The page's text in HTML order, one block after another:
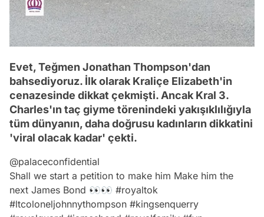
Evet, Teğmen Jonathan Thompson'dan
bahsediyoruz. İlk olarak Kraliçe Elizabeth'in
cenazesinde dikkat çekmişti. Ancak Kral 3.
Charles'ın taç giyme törenindeki yakışıklılığıyla
tüm dünyanın, daha doğrusu kadınların dikkatini
'viral olacak kadar' çekti.
@palaceconfidential
Shall we start a petition to make him Make him the
next James Bond 👀👀 #royaltok
#ltcoloneljohnnythompson #kingsenquerry